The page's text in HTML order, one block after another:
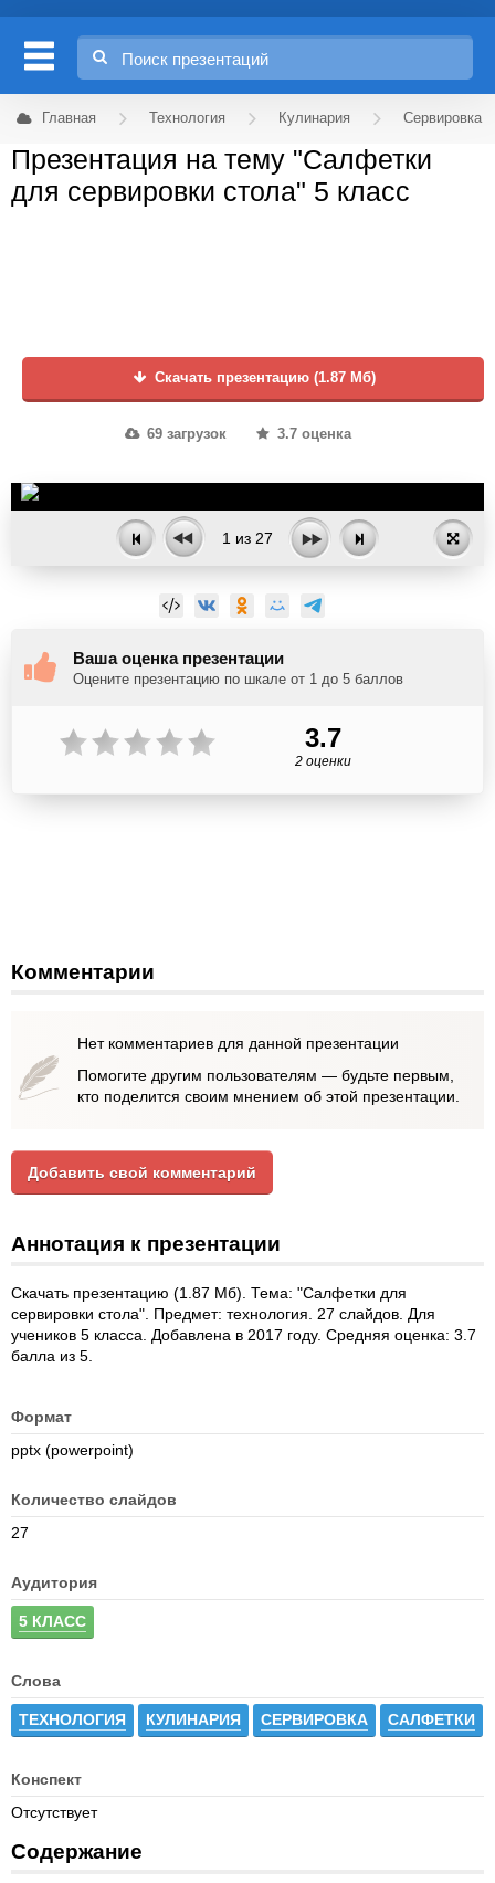
Главная Технология Кулинария Сервировка
Презентация на тему "Салфетки
для сервировки стола" 5 класс
Скачать презентацию (1.87 Мб)
69 загрузок 3.7 оценка
1 из 27
Ваша оценка презентации
Оцените презентацию по шкале от 1 до 5 баллов
3.7
2 оценки
Комментарии
Нет комментариев для данной презентации
Помогите другим пользователям — будьте первым,
кто поделится своим мнением об этой презентации.
Добавить свой комментарий
Аннотация к презентации
Скачать презентацию (1.87 Мб). Тема: "Салфетки для
сервировки стола". Предмет: технология. 27 слайдов. Для
учеников 5 класса. Добавлена в 2017 году. Средняя оценка: 3.7
балла из 5.
Формат
pptx (powerpoint)
Количество слайдов
27
Аудитория
5 КЛАСС
Слова
ТЕХНОЛОГИЯ КУЛИНАРИЯ СЕРВИРОВКА САЛФЕТКИ
Конспект
Отсутствует
Содержание